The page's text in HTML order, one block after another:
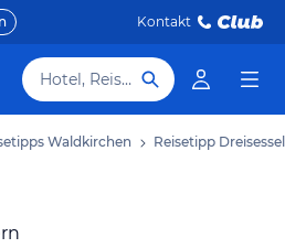
Kontakt
Hotel, Reiseziel
Waldkirchen Reisetipp Dreisessel